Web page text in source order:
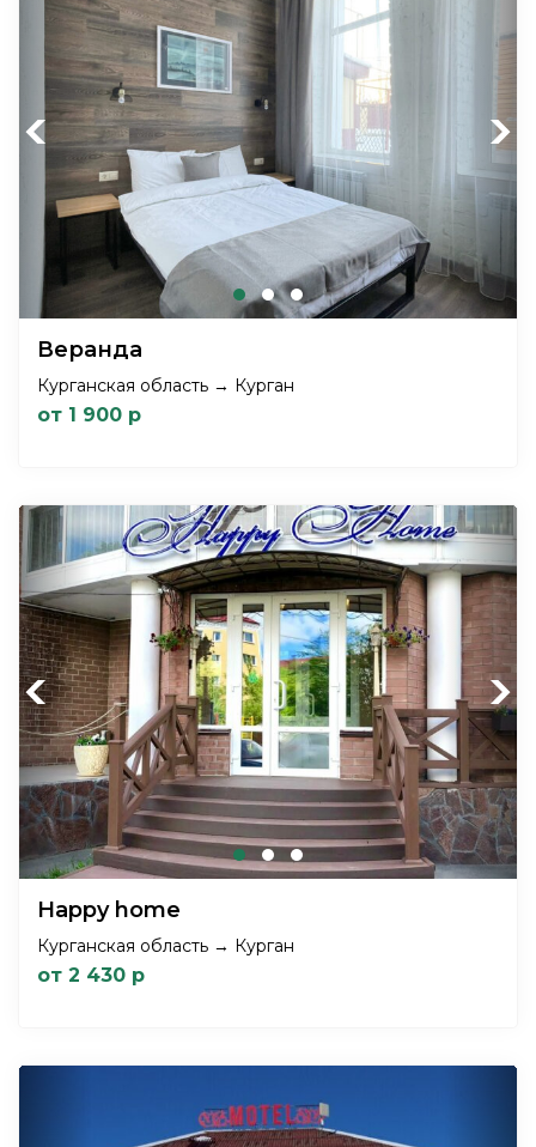
Previous Next
Веранда
Курганская область → Курган
от 1 900 р
Previous Next
Happy home
Курганская область → Курган
от 2 430 р